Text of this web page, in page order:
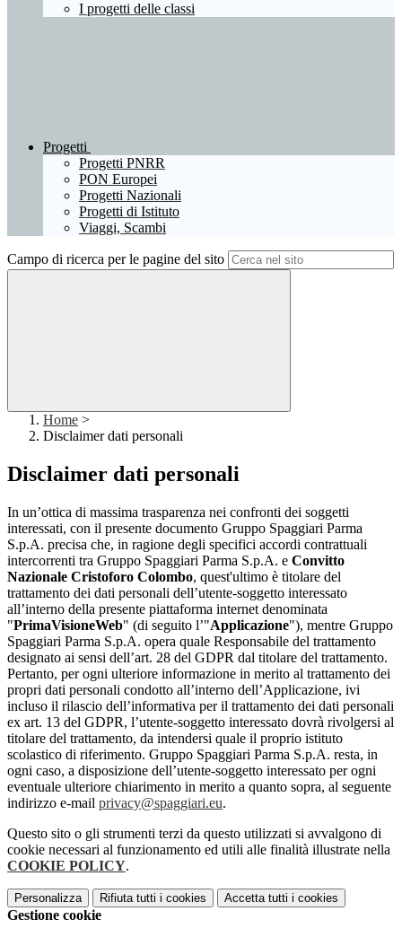
I progetti delle classi
Progetti
Progetti PNRR
PON Europei
Progetti Nazionali
Progetti di Istituto
Viaggi, Scambi
Campo di ricerca per le pagine del sito
Home >
Disclaimer dati personali
Disclaimer dati personali
In un’ottica di massima trasparenza nei confronti dei soggetti
interessati, con il presente documento Gruppo Spaggiari Parma
S.p.A. precisa che, in ragione degli specifici accordi contrattuali
intercorrenti tra Gruppo Spaggiari Parma S.p.A. e Convitto
Nazionale Cristoforo Colombo, quest'ultimo è titolare del
trattamento dei dati personali dell’utente-soggetto interessato
all’interno della presente piattaforma internet denominata
"PrimaVisioneWeb" (di seguito l’"Applicazione"), mentre Gruppo
Spaggiari Parma S.p.A. opera quale Responsabile del trattamento
designato ai sensi dell’art. 28 del GDPR dal titolare del trattamento.
Pertanto, per ogni ulteriore informazione in merito al trattamento dei
propri dati personali condotto all’interno dell’Applicazione, ivi
incluso il rilascio dell’informativa per il trattamento dei dati personali
ex art. 13 del GDPR, l’utente-soggetto interessato dovrà rivolgersi al
titolare del trattamento, da intendersi quale il proprio istituto
scolastico di riferimento. Gruppo Spaggiari Parma S.p.A. resta, in
ogni caso, a disposizione dell’utente-soggetto interessato per ogni
eventuale ulteriore chiarimento in merito a quanto sopra, al seguente
indirizzo e-mail privacy@spaggiari.eu.
Questo sito o gli strumenti terzi da questo utilizzati si avvalgono di
cookie necessari al funzionamento ed utili alle finalità illustrate nella
COOKIE POLICY.
Personalizza Rifiuta tutti i cookies Accetta tutti i cookies
Gestione cookie